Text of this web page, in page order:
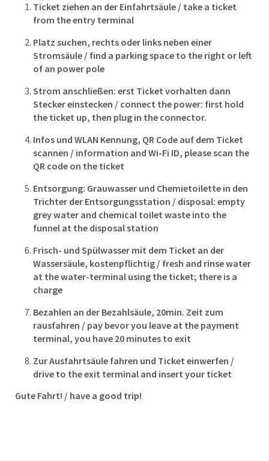
Ticket ziehen an der Einfahrtsäule / take a ticket
from the entry terminal
Platz suchen, rechts oder links neben einer
Stromsäule / find a parking space to the right or left
of an power pole
Strom anschließen: erst Ticket vorhalten dann
Stecker einstecken / connect the power: first hold
the ticket up, then plug in the connector.
Infos und WLAN Kennung, QR Code auf dem Ticket
scannen / information and Wi-Fi ID, please scan the
QR code on the ticket
Entsorgung: Grauwasser und Chemietoilette in den
Trichter der Entsorgungsstation / disposal: empty
grey water and chemical toilet waste into the
funnel at the disposal station
Frisch- und Spülwasser mit dem Ticket an der
Wassersäule, kostenpflichtig / fresh and rinse water
at the water-terminal using the ticket; there is a
charge
Bezahlen an der Bezahlsäule, 20min. Zeit zum
rausfahren / pay bevor you leave at the payment
terminal, you have 20 minutes to exit
Zur Ausfahrtsäule fahren und Ticket einwerfen /
drive to the exit terminal and insert your ticket
Gute Fahrt! / have a good trip!